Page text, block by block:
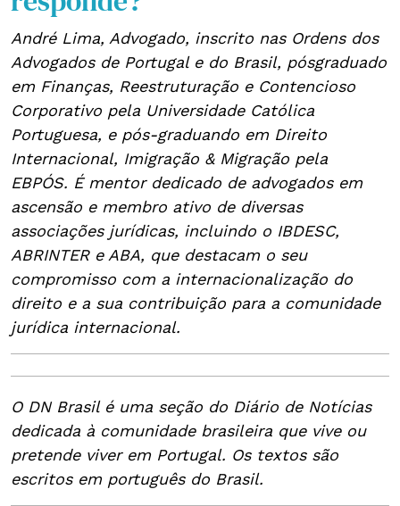
André Lima, Advogado, inscrito nas Ordens dos
Advogados de Portugal e do Brasil, pósgraduado
em Finanças, Reestruturação e Contencioso
Corporativo pela Universidade Católica
Portuguesa, e pós-graduando em Direito
Internacional, Imigração & Migração pela
EBPÓS. É mentor dedicado de advogados em
ascensão e membro ativo de diversas
associações jurídicas, incluindo o IBDESC,
ABRINTER e ABA, que destacam o seu
compromisso com a internacionalização do
direito e a sua contribuição para a comunidade
jurídica internacional.
O DN Brasil é uma seção do Diário de Notícias
dedicada à comunidade brasileira que vive ou
pretende viver em Portugal. Os textos são
escritos em português do Brasil.